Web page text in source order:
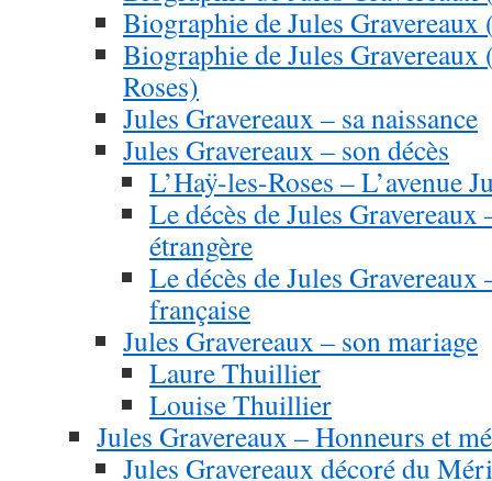
Biographie de Jules
Biographie de Jules
Roses)
Jules Gravereaux – sa naissance
Jules Gravereaux – son décès
L’Haÿ-les-Roses – L’avenue
Le décès de Jules Gravereaux
étrangère
Le décès de Jules Gravereaux
française
Jules Gravereaux – son mariage
Laure Thuillier
Louise Thuillier
Jules Gravereaux – Honneurs et
Jules Gravereaux décoré du